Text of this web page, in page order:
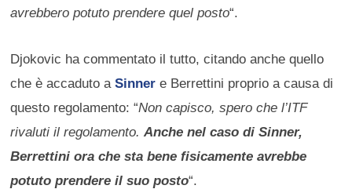
avrebbero potuto prendere quel posto“.
Djokovic ha commentato il tutto, citando anche quello
che è accaduto aSinner e Berrettini proprio a causa di
questo regolamento: “Non capisco, spero che l’ITF
rivaluti il regolamento.Anche nel caso di Sinner,
Berrettini ora che sta bene fisicamente avrebbe
potuto prendere il suo posto“.